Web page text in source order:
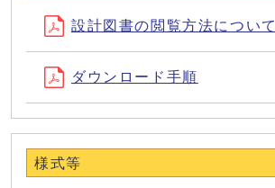
設計図書の閲覧方法について
ダウンロード手順
様式等